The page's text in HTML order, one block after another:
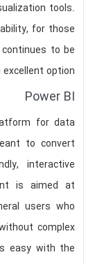
tools.
for those
to be
excellent option.
Power BI
for data
to convert
interactive
is aimed at
users who
complex
easy with the